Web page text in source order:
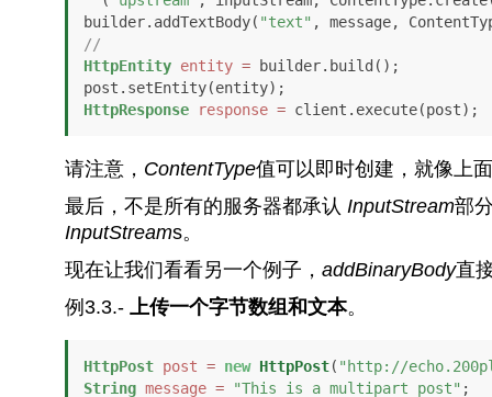
builder.addTextBody( "text"
//
HttpEntity entity = builder.build();
HttpResponse
response = client.execute(post);
请注意， ContentType值可以即时创建，就像上
最后，不是所有的服务器都承认 InputStream部
InputStreams。
现在让我们看看另一个例子， addBinaryBody直
例3.3.-
上传一个字节数组和文本。
HttpPost post = new HttpPost( "http://
String message = "This is a multipart post"